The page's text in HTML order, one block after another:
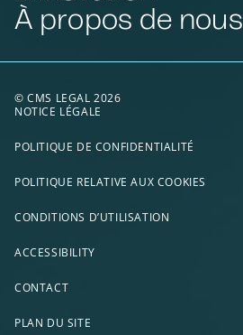
À propos de nous
© CMS LEGAL 2026
NOTICE LÉGALE
POLITIQUE DE CONFIDENTIALITÉ
POLITIQUE RELATIVE AUX COOKIES
CONDITIONS D’UTILISATION
ACCESSIBILITY
CONTACT
PLAN DU SITE